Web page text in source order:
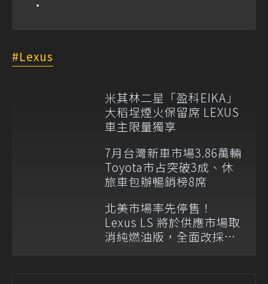
Lexus
米其林二星「盈科EIKA」
大稻埕煙火保留席 LEXUS
車主限量獨享
7月台灣新車市場3.86萬輛
Toyota市占突破3成、休
旅車包辦暢銷榜8席
北美市場率先停售！
Lexus LS 將於供應市場取
消純燃油版，全面改採單